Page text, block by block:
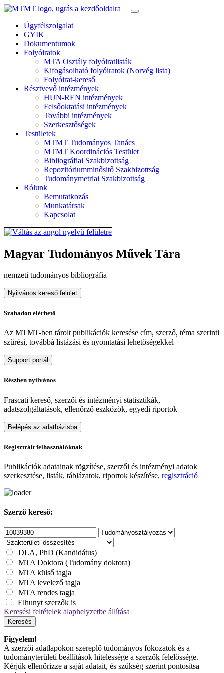
Ügyfélszolgalat
GYIK
Dokumentumok
Folyóiratok
MTA Osztály folyóiratlisták
Kifogásolható folyóiratok (Norvég lista)
Folyóirat-kereső
Résztvevő intézmények
HUN-REN intézmények
Felsőoktatási intézmények
További intézmények
Szerkesztőségek
Testületek
MTMT Tudományos Tanács
MTMT Koordinációs Testület
Bibliográfiai Szakbizottság
Repozitóriumminősitő Szakbizottság
Tudománymetriai Szakbizottság
Rólunk
Bemutatkozás
Munkatársak
Kapcsolat
Magyar Tudományos Művek Tára
nemzeti tudományos bibliográfia
Nyilvános kereső felület
Szabadon elérhető
Az MTMT-ben tárolt publikációk keresése cím, szerző, téma szerinti
szűrési, továbbá listázási és nyomtatási lehetőségekkel
Support portál
Részben nyilvános
Frascati kereső, szerzői és intézményi statisztikák,
adatszolgáltatások, ellenőrző eszközök, egyedi riportok
Belépés az adatbázisba
Regisztrált felhasználóknak
Publikációk adatainak rögzítése, szerzői és intézményi adatok
szerkesztése, listák, táblázatok, riportok készítése, regisztráció
Szerző kereső:
DLA, PhD (Kandidátus)
MTA Doktora (Tudomány doktora)
MTA külső tagja
MTA levelező tagja
MTA rendes tagja
Elhunyt szerzők is
Keresési feltételek alaphelyzetbe állítása
Keresés
Figyelem!
A szerzői adatlapokon szereplő tudományos fokozatok és a
tudományterületi beállítások hitelessége a szerzők felelőssége.
Kérjük ellenőrizze a saját adatait, és szükség szerint pontosítsa